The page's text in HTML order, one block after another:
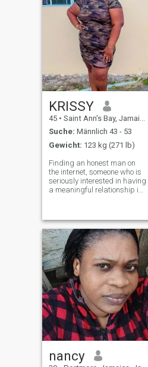
KRISSY
45 • Saint Ann's Bay, Jamaica, Jamaika
Suche: Männlich 43 - 53
Gewicht: 123 kg (271 lb)
Finding an honest man on
the internet, someone who is
seriously interested in having
a meaningful relationship is
not want to waste anyone's
time, nor will I al
nancy